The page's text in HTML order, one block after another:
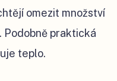
omezit množství
praktická
teplo.